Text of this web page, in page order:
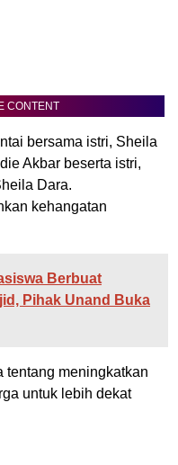
CONTENT
bersama istri, Sheila
Akbar beserta istri,
Dara.
kehangatan
Berbuat
Pihak Unand Buka
tentang meningkatkan
untuk lebih dekat